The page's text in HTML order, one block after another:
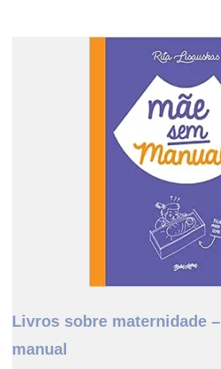
Livros sobre maternidade
manual